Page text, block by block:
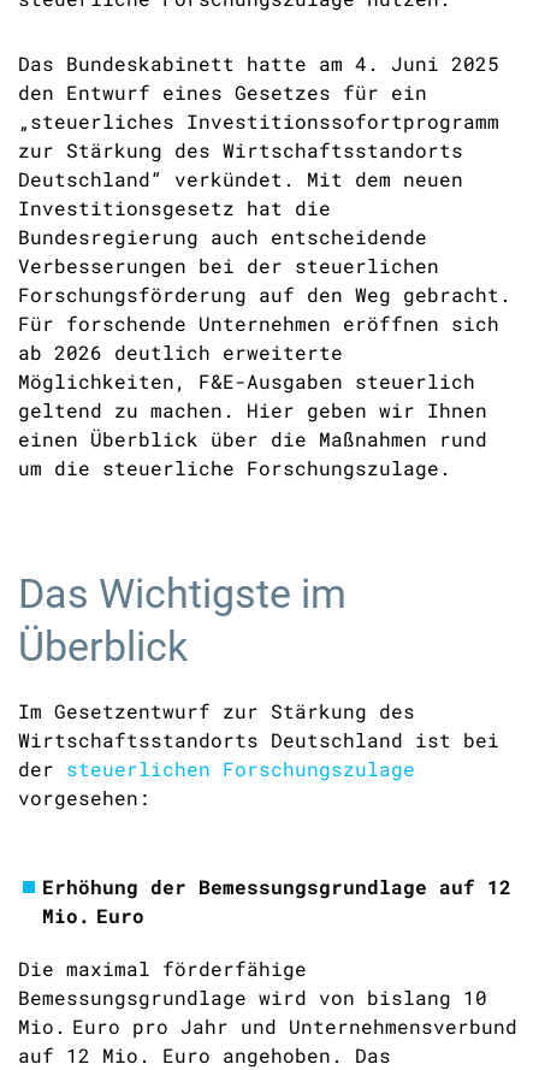
Das Bundeskabinett hatte am 4. Juni 2025
den Entwurf eines Gesetzes für ein
„steuerliches Investitionssofortprogramm
zur Stärkung des Wirtschaftsstandorts
Deutschland“ verkündet. Mit dem neuen
Investitionsgesetz hat die
Bundesregierung auch entscheidende
Verbesserungen bei der steuerlichen
Forschungsförderung auf den Weg gebracht.
Für forschende Unternehmen eröffnen sich
ab 2026 deutlich erweiterte
Möglichkeiten, F&E-Ausgaben steuerlich
geltend zu machen. Hier geben wir Ihnen
einen Überblick über die Maßnahmen rund
um die steuerliche Forschungszulage.
Das Wichtigste im
Überblick
Im Gesetzentwurf zur Stärkung des
Wirtschaftsstandorts Deutschland ist bei
der steuerlichen Forschungszulage
vorgesehen:
Erhöhung der Bemessungsgrundlage auf 12
Mio. Euro
Die maximal förderfähige
Bemessungsgrundlage wird von bislang 10
Mio. Euro pro Jahr und Unternehmensverbund
auf 12 Mio. Euro angehoben. Das